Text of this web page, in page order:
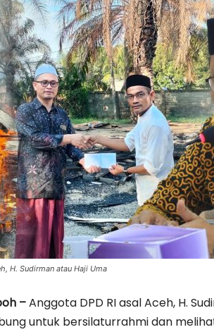
H. Sudirman atau Haji Uma
–Anggota DPD RI asal Aceh, H.
untuk bersilaturrahmi dan